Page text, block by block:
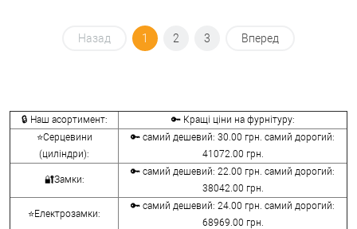
Назад 1 2 3 Вперед
🔒 Наш асортимент:
🔑 Кращі ціни на фурнітуру:
⭐Серцевини
(циліндри):
🔑 самий дешевий: 30.00 грн. самий дорогий:
41072.00 грн.
🔐Замки:
🔑 самий дешевий: 22.00 грн. самий дорогий:
38042.00 грн.
⭐Електрозамки:
🔑 самий дешевий: 24.00 грн. самий дорогий:
68969.00 грн.